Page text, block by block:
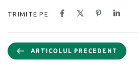
TRIMITE PE
ARTICOLUL PRECEDENT